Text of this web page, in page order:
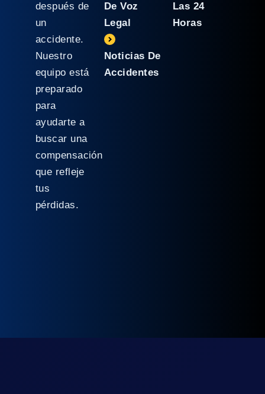
después de
un
accidente.
Nuestro
equipo está
preparado
para
ayudarte a
buscar una
compensación
que refleje
tus
pérdidas.
De Voz
Legal
Noticias De
Accidentes
Las 24
Horas